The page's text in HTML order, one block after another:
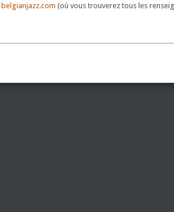
belgianjazz.com (où vous trouverez tous les